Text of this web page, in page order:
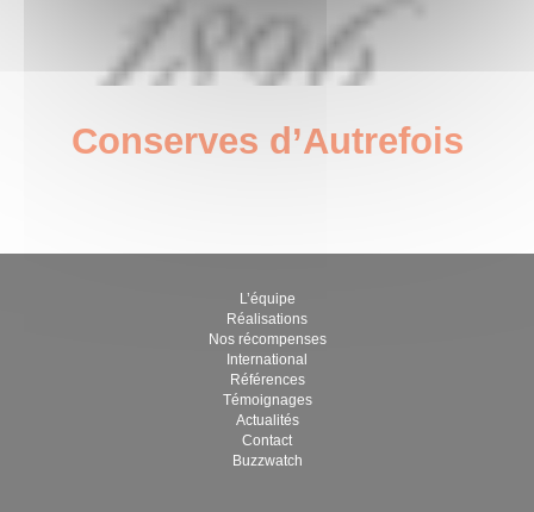
Conserves d’Autrefois
L’équipe
Réalisations
Nos récompenses
International
Références
Témoignages
Actualités
Contact
Buzzwatch